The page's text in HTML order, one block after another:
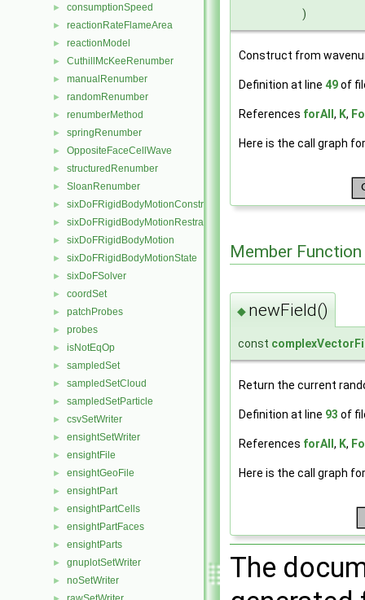
► consumptionSpeed
► reactionRateFlameArea
► reactionModel
► CuthillMcKeeRenumber
► manualRenumber
► randomRenumber
► renumberMethod
► springRenumber
► OppositeFaceCellWave
► structuredRenumber
► SloanRenumber
► sixDoFRigidBodyMotionConstraint
► sixDoFRigidBodyMotionRestraint
► sixDoFRigidBodyMotion
► sixDoFRigidBodyMotionState
► sixDoFSolver
► coordSet
► patchProbes
► probes
► isNotEqOp
► sampledSet
► sampledSetCloud
► sampledSetParticle
► csvSetWriter
► ensightSetWriter
► ensightFile
► ensightGeoFile
► ensightPart
► ensightPartCells
► ensightPartFaces
► ensightParts
► gnuplotSetWriter
► noSetWriter
)
Construct from
Definition at line 49of
References forAll , K,
Here is the call graph
Member
◆ newField()
const
Return the current
Definition at line 93 of
References forAll , K,
Here is the call graph
The